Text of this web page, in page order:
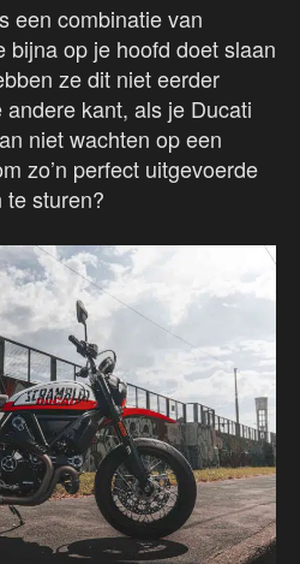
een combinatie van
bijna op je hoofd doet slaan
ze dit niet eerder
andere kant, als je Ducati
niet wachten op een
zo’n perfect uitgevoerde
te sturen?